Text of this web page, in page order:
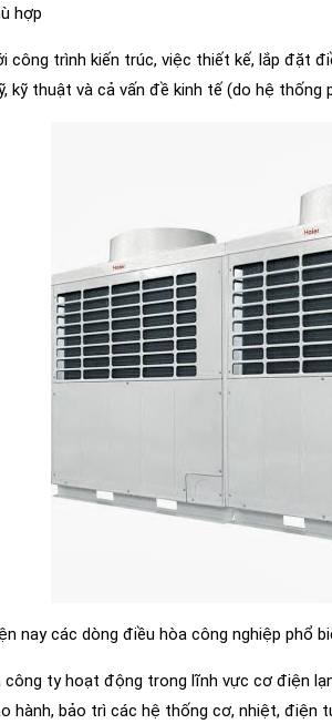
hợp
công trình kiến trúc, việc thiết kế, lắp đặt
kỹ thuật và cả vấn đề kinh tế (do hệ thống
nay các dòng điều hòa công nghiệp phổ
công ty hoạt động trong lĩnh vực cơ điện
hành, bảo trì các hệ thống cơ, nhiệt, điện